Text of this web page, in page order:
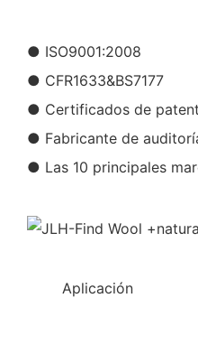
● ISO9001:2008
● CFR1633&BS7177
● Certificados de
● Fabricante de
● Las 10 principales
Aplicación